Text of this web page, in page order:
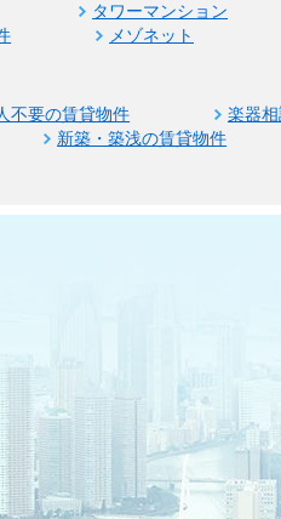
タワーマンション
メゾネット
不要の賃貸物件 楽器
新築・築浅の賃貸物件